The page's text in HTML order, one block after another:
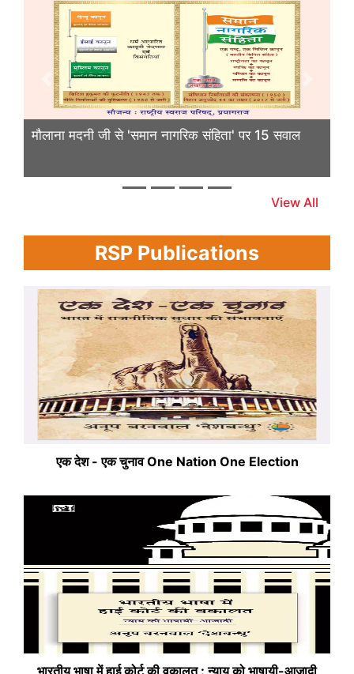
मौलाना मदनी जी से 'समान नागरिक संहिता' पर 15 सवाल
Previous
View All
RSP Publications
एक देश - एक चुनाव One Nation One Election